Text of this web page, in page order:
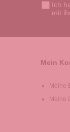
Ich
mit
Mein
Meine
Meine